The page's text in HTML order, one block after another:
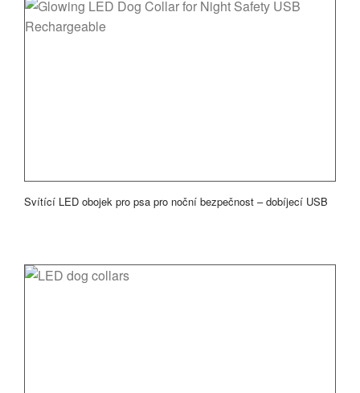
Svítící LED obojek pro psa pro noční bezpečnost – dobíjecí USB